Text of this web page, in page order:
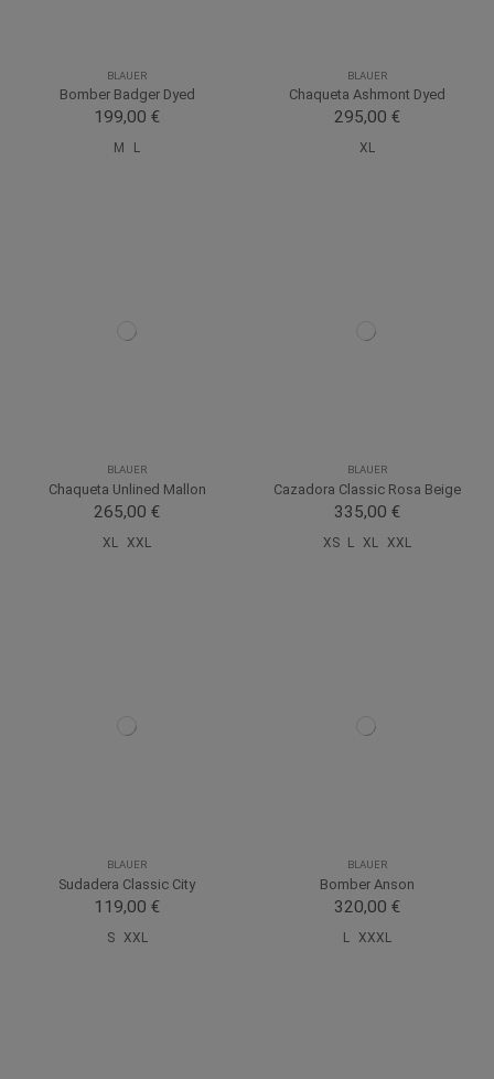
BLAUER
Bomber Badger Dyed
199,00 €
M L
BLAUER
Chaqueta Ashmont Dyed
295,00 €
XL
BLAUER
Chaqueta Unlined Mallon
265,00 €
XL XXL
BLAUER
Cazadora Classic Rosa Beige
335,00 €
XS L XL XXL
BLAUER
Sudadera Classic City
119,00 €
S XXL
BLAUER
Bomber Anson
320,00 €
L XXXL